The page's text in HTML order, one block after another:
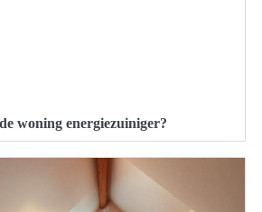
woning energiezuiniger?